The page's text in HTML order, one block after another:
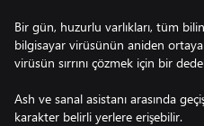
Bir gün, huzurlu varlıkları, tüm
bilgisayar virüsünün aniden
virüsün sırrını çözmek için bir
Ash ve sanal asistanı arasında
karakter belirli yerlere erişebilir.